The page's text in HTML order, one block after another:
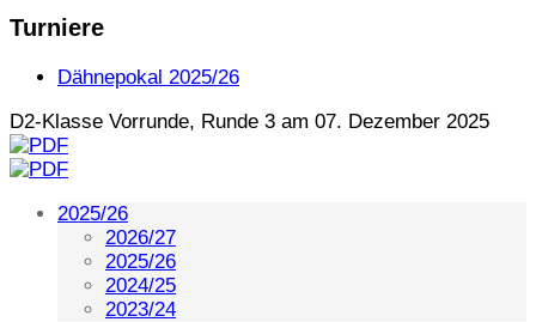
Turniere
Dähnepokal 2025/26
D2-Klasse Vorrunde, Runde 3 am 07. Dezember 2025
2025/26
2026/27
2025/26
2024/25
2023/24